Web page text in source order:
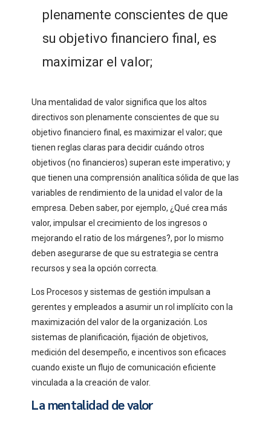
plenamente conscientes de que
su objetivo financiero final, es
maximizar el valor;
Una mentalidad de valor significa que los altos
directivos son plenamente conscientes de que su
objetivo financiero final, es maximizar el valor; que
tienen reglas claras para decidir cuándo otros
objetivos (no financieros) superan este imperativo; y
que tienen una comprensión analítica sólida de que las
variables de rendimiento de la unidad el valor de la
empresa. Deben saber, por ejemplo, ¿Qué crea más
valor, impulsar el crecimiento de los ingresos o
mejorando el ratio de los márgenes?, por lo mismo
deben asegurarse de que su estrategia se centra
recursos y sea la opción correcta.
Los Procesos y sistemas de gestión impulsan a
gerentes y empleados a asumir un rol implícito con la
maximización del valor de la organización. Los
sistemas de planificación, fijación de objetivos,
medición del desempeño, e incentivos son eficaces
cuando existe un flujo de comunicación eficiente
vinculada a la creación de valor.
La mentalidad de valor